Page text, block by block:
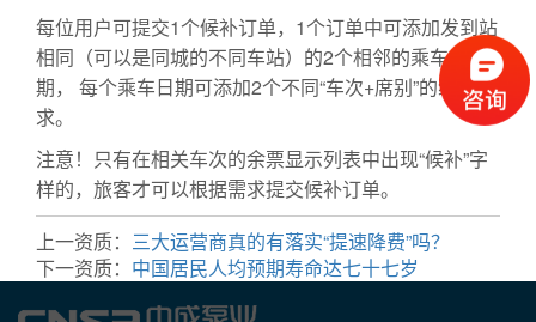
每位用户可提交1个候补订单，1个订单中可添加发到站
相同（可以是同城的不同车站）的2个相邻的乘车日
期， 每个乘车日期可添加2个不同“车次+席别”的组合需
求。
注意！只有在相关车次的余票显示列表中出现“候补”字
样的，旅客才可以根据需求提交候补订单。
上一资质： 三大运营商真的有落实“提速降费”吗？
下一资质： 中国居民人均预期寿命达七十七岁